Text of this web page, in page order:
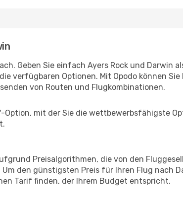
Geben Sie einfach Ayers Rock und Darwin
verfügbaren Optionen. Mit Opodo können
von Routen und Flugkombinationen.
Option, mit der Sie die wettbewerbsfähigste
Preisalgorithmen, die von den
den günstigsten Preis für Ihren Flug nach
Tarif finden, der Ihrem Budget entspricht.